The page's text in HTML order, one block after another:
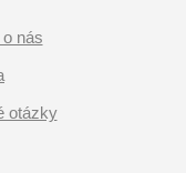
nás
otázky